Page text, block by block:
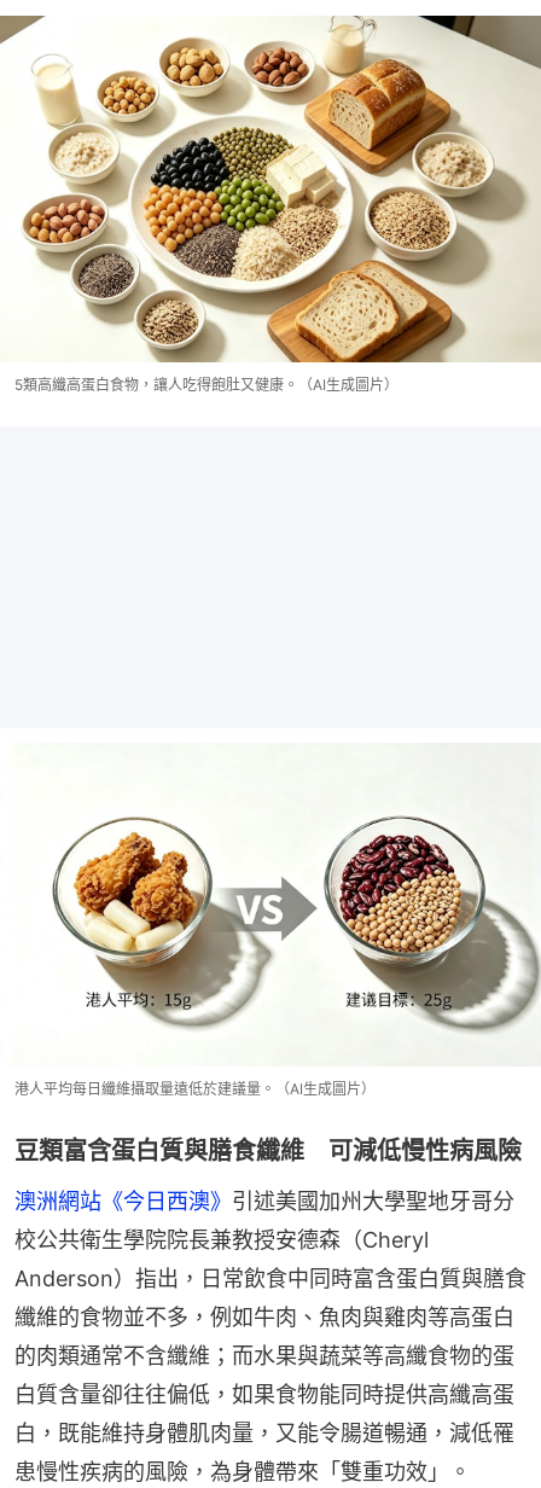
5類高纖高蛋白食物，讓人吃得飽肚又健康。（AI生成圖片）
港人平均每日纖維攝取量遠低於建議量。（AI生成圖片）
豆類富含蛋白質與膳食纖維 可減低慢性病風險
澳洲網站《今日西澳》 引述美國加州大學聖地牙哥分
校公共衛生學院院長兼教授安德森（Cheryl
Anderson）指出，日常飲食中同時富含蛋白質與膳食
纖維的食物並不多，例如牛肉、魚肉與雞肉等高蛋白
的肉類通常不含纖維；而水果與蔬菜等高纖食物的蛋
白質含量卻往往偏低，如果食物能同時提供高纖高蛋
白，既能維持身體肌肉量，又能令腸道暢通，減低罹
患慢性疾病的風險，為身體帶來「雙重功效」。